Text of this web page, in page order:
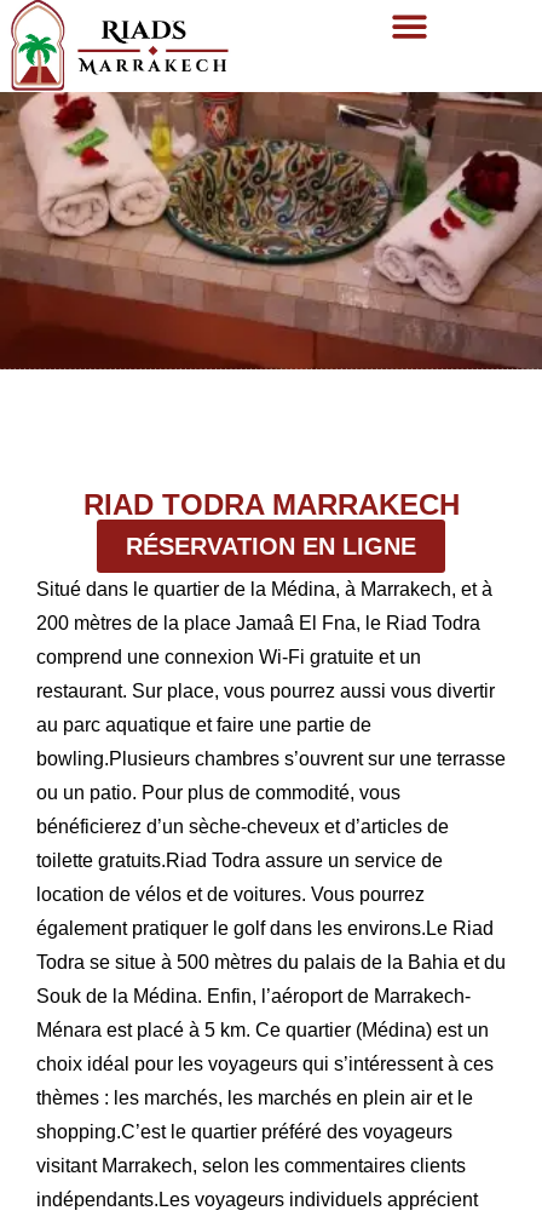
RIAD TODRA MARRAKECH
RÉSERVATION EN LIGNE
Situé dans le quartier de la Médina, à Marrakech, et à
200 mètres de la place Jamaâ El Fna, le Riad Todra
comprend une connexion Wi-Fi gratuite et un
restaurant. Sur place, vous pourrez aussi vous divertir
au parc aquatique et faire une partie de
bowling.Plusieurs chambres s’ouvrent sur une terrasse
ou un patio. Pour plus de commodité, vous
bénéficierez d’un sèche-cheveux et d’articles de
toilette gratuits.Riad Todra assure un service de
location de vélos et de voitures. Vous pourrez
également pratiquer le golf dans les environs.Le Riad
Todra se situe à 500 mètres du palais de la Bahia et du
Souk de la Médina. Enfin, l’aéroport de Marrakech-
Ménara est placé à 5 km. Ce quartier (Médina) est un
choix idéal pour les voyageurs qui s’intéressent à ces
thèmes : les marchés, les marchés en plein air et le
shopping.C’est le quartier préféré des voyageurs
visitant Marrakech, selon les commentaires clients
indépendants.Les voyageurs individuels apprécient